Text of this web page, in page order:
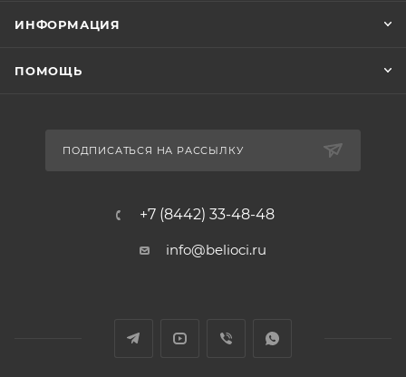
ИНФОРМАЦИЯ
ПОМОЩЬ
ПОДПИСАТЬСЯ НА РАССЫЛКУ
+7 (8442) 33-48-48
info@belioci.ru